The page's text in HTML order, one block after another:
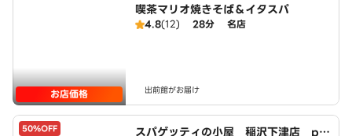
お店価格
喫茶マリオ焼きそば＆イタスパ
4.8(12) 28分 名店
出前館がお届け
50%OFF
スパゲッティの小屋 稲沢下津店 po